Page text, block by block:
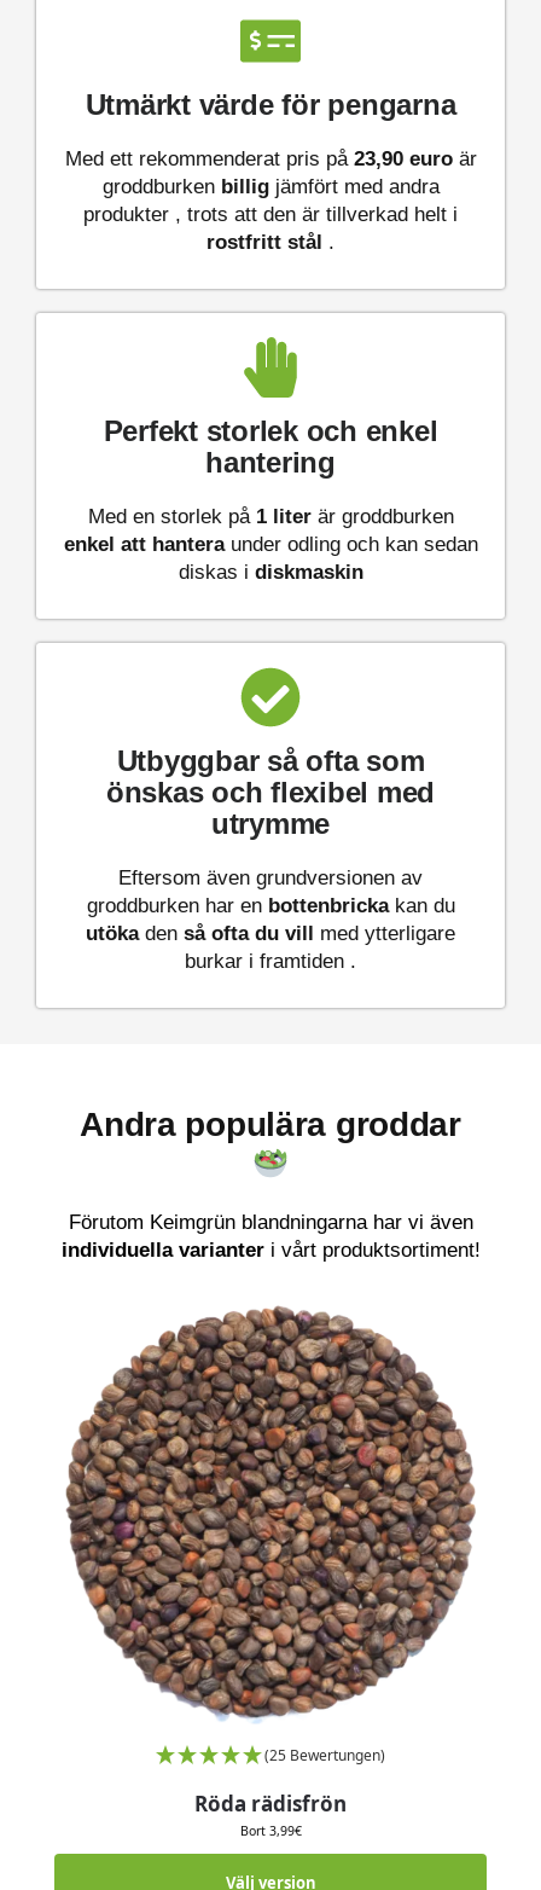
Utmärkt värde för pengarna
Med ett rekommenderat pris på 23,90 euroär
groddburken billigjämfört med andra
produkter , trots att den är tillverkad helt i
rostfritt stål .
Perfekt storlek och enkel
hantering
Med en storlek på 1 literär groddburken
enkel att hanteraunder odling och kan sedan
diskas i diskmaskin
Utbyggbar så ofta som
önskas och flexibel med
utrymme
Eftersom även grundversionen av
groddburken har en bottenbrickakan du
utökaden så ofta du vill med ytterligare
burkar i framtiden .
Andra populära groddar
Förutom Keimgrün blandningarna har vi även
individuella varianteri vårt produktsortiment!
(25 Bewertungen)
Röda rädisfrön
Bort 3,99€
Välj version